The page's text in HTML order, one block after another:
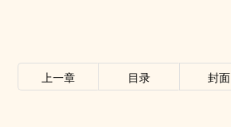
上一章 目录 封面